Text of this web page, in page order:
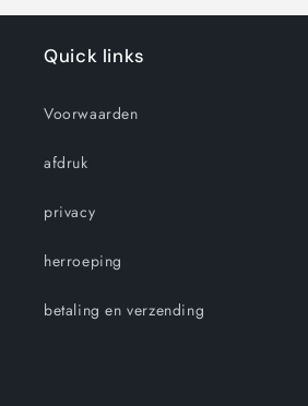
Quick links
Voorwaarden
afdruk
privacy
herroeping
betaling en verzending